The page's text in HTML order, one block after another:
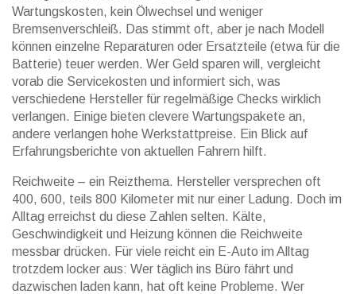
Wartungskosten, kein Ölwechsel und weniger
Bremsenverschleiß. Das stimmt oft, aber je nach Modell
können einzelne Reparaturen oder Ersatzteile (etwa für die
Batterie) teuer werden. Wer Geld sparen will, vergleicht
vorab die Servicekosten und informiert sich, was
verschiedene Hersteller für regelmäßige Checks wirklich
verlangen. Einige bieten clevere Wartungspakete an,
andere verlangen hohe Werkstattpreise. Ein Blick auf
Erfahrungsberichte von aktuellen Fahrern hilft.
Reichweite – ein Reizthema. Hersteller versprechen oft
400, 600, teils 800 Kilometer mit nur einer Ladung. Doch im
Alltag erreichst du diese Zahlen selten. Kälte,
Geschwindigkeit und Heizung können die Reichweite
messbar drücken. Für viele reicht ein E-Auto im Alltag
trotzdem locker aus: Wer täglich ins Büro fährt und
dazwischen laden kann, hat oft keine Probleme. Wer